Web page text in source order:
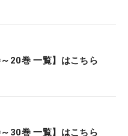
20巻 一覧】はこちら
30巻 一覧】はこちら